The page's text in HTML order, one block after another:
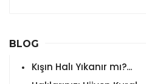
BLOG
Kışın Halı Yıkanır mı?...